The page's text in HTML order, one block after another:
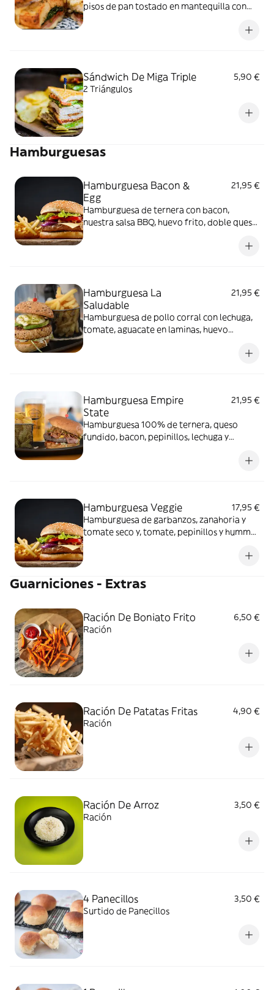
pisos de pan tostado en mantequilla con
queso fundido, lechuga, tomate, tártara y
Sándwich De Miga Triple
5,90 €
2 Triángulos
Hamburguesas
Hamburguesa Bacon &
Egg
21,95 €
Hamburguesa de ternera con bacon,
nuestra salsa BBQ, huevo frito, doble queso
Hamburguesa La
Saludable
21,95 €
Hamburguesa de pollo corral con lechuga,
tomate, aguacate en laminas, huevo
Hamburguesa Empire
State
21,95 €
Hamburguesa 100% de ternera, queso
fundido, bacon, pepinillos, lechuga y
Hamburguesa Veggie
17,95 €
Hamburguesa de garbanzos, zanahoria y
tomate seco y, tomate, pepinillos y hummus
Guarniciones - Extras
Ración De Boniato Frito
6,50 €
Ración
Ración De Patatas Fritas
4,90 €
Ración
Ración De Arroz
3,50 €
Ración
4 Panecillos
3,50 €
Surtido de Panecillos